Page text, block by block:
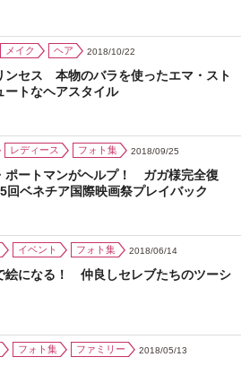
メイク ヘア 2018/10/22
ンセス 本物のバラを使ったエマ・スト
ートなヘアスタイル
レディース フォト集 2018/09/25
ポートマンがヘルプ！ ガガ様完全復
ベネチア国際映画祭プレイバック
イベント フォト集 2018/06/14
絵になる！ 仲良しセレブたちのツーシ
フォト集 ファミリー 2018/05/13